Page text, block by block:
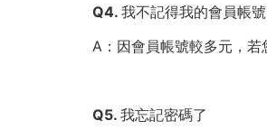
Q4. 我不記得我的會員帳號
A：因會員帳號較多元，
Q5. 我忘記密碼了